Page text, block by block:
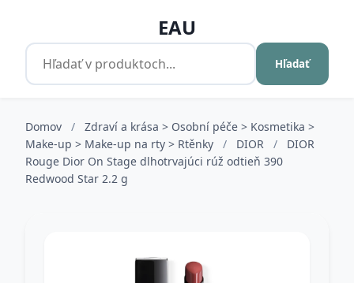
EAU
Hľadať
Domov /
Zdraví a krása > Osobní péče > Kosmetika >
Make-up > Make-up na rty > Rtěnky
/ DIOR /
DIOR
Rouge Dior On Stage dlhotrvajúci rúž odtieň 390
Redwood Star 2.2 g